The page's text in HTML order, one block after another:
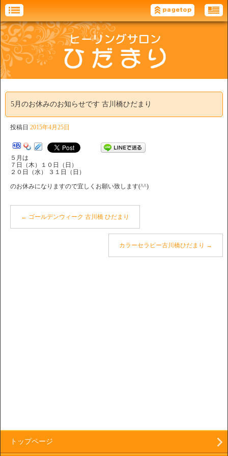
5月のお休みのお知らせです 古川橋ひだまり
投稿日 2015年4月25日
５月は
７日（木）１０日（日）
２０日（水） ３１日（日）
のお休みになりますので宜しくお願い致します(^^)
← ゴールデンウィーク 古川橋 ひだまり
カラーセラピー古川橋ひだまり →
トップページ